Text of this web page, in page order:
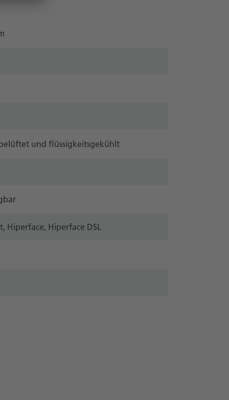
und flüssigkeitsgekühlt
Hiperface, Hiperface DSL